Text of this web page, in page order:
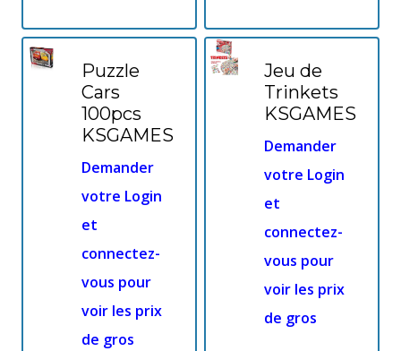
Puzzle
Cars
100pcs
KSGAMES
Demander
votre Login
et
connectez-
vous pour
voir les prix
de gros
Jeu de
Trinkets
KSGAMES
Demander
votre Login
et
connectez-
vous pour
voir les prix
de gros